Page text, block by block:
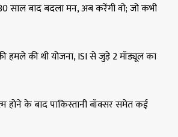
साल बाद बदला मन, अब करेंगी वो; जो कभी
हमले की थी योजना, ISI से जुड़े 2 मॉड्यूल का
होने के बाद पाकिस्तानी बॉक्सर समेत कई